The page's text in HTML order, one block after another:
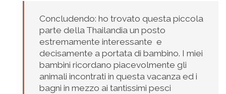
Concludendo: ho trovato questa piccola
parte della Thailandia un posto
estremamente interessante e
decisamente a portata di bambino. I miei
bambini ricordano piacevolmente gli
animali incontrati in questa vacanza ed i
bagni in mezzo ai tantissimi pesci